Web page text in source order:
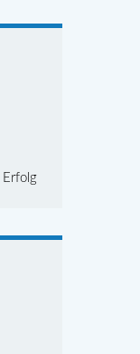
Erfolg